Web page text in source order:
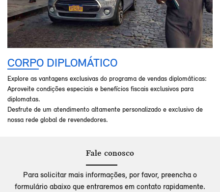
CORPO DIPLOMÁTICO
Explore as vantagens exclusivas do programa de vendas diplomáticas:
Aproveite condições especiais e benefícios fiscais exclusivos para
diplomatas.
Desfrute de um atendimento altamente personalizado e exclusivo de
nossa rede global de revendedores.
Fale conosco
Para solicitar mais informações, por favor, preencha o
formulário abaixo que entraremos em contato rapidamente.